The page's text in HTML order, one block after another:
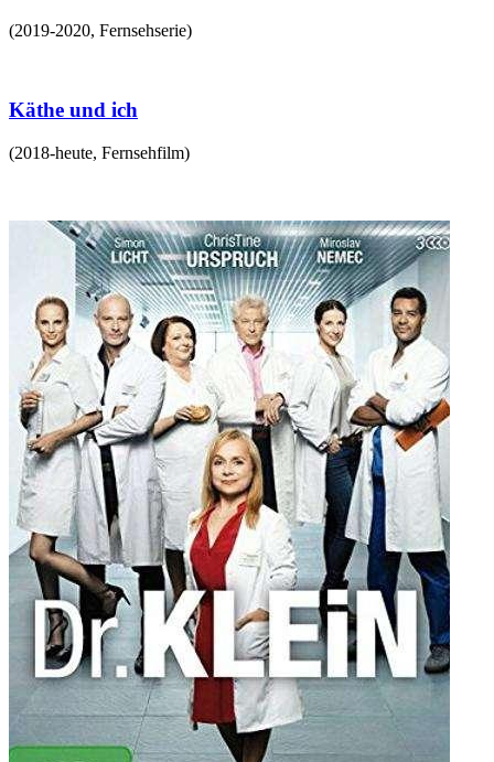
(2019-2020, Fernsehserie)
Käthe und ich
(2018-heute, Fernsehfilm)